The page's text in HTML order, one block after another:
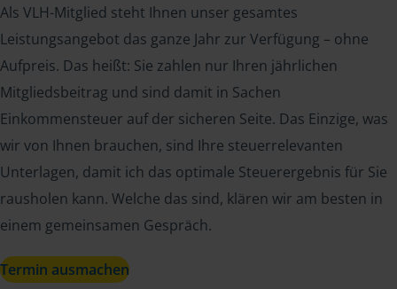
Als VLH-Mitglied steht Ihnen unser gesamtes
Leistungsangebot das ganze Jahr zur Verfügung – ohne
Aufpreis. Das heißt: Sie zahlen nur Ihren jährlichen
Mitgliedsbeitrag und sind damit in Sachen
Einkommensteuer auf der sicheren Seite. Das Einzige, was
wir von Ihnen brauchen, sind Ihre steuerrelevanten
Unterlagen, damit ich das optimale Steuerergebnis für Sie
rausholen kann. Welche das sind, klären wir am besten in
einem gemeinsamen Gespräch.
Termin ausmachen